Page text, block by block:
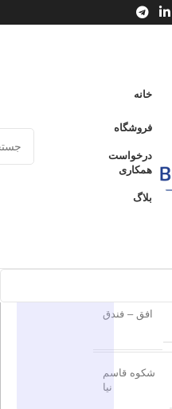
خانه
فروشگاه
درخواست
همکاری
بلاگ
افق – فندق
شکوه قاسم
نیا